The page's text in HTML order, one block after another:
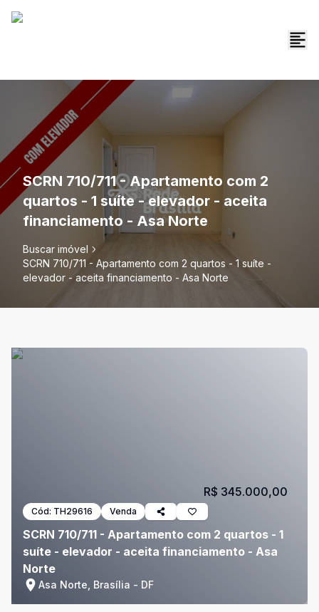
SCRN 710/711 - Apartamento com 2
quartos - 1 suíte - elevador - aceita
financiamento - Asa Norte
Buscar imóvel
SCRN 710/711 - Apartamento com 2 quartos - 1 suíte -
elevador - aceita financiamento - Asa Norte
Cód: TH29616 Venda
SCRN 710/711 - Apartamento com 2 quartos - 1
suíte - elevador - aceita financiamento - Asa
Norte
Asa Norte, Brasília - DF
R$ 345.000,00